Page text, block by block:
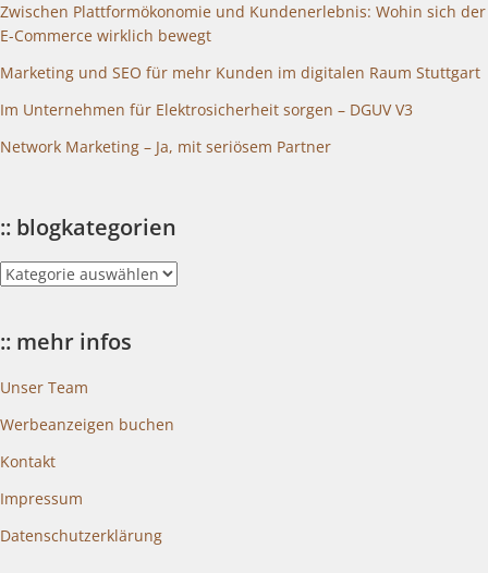
Zwischen Plattformökonomie und Kundenerlebnis: Wohin sich der
E-Commerce wirklich bewegt
Marketing und SEO für mehr Kunden im digitalen Raum Stuttgart
Im Unternehmen für Elektrosicherheit sorgen – DGUV V3
Network Marketing – Ja, mit seriösem Partner
:: blogkategorien
::
blogkategorien
:: mehr infos
Unser Team
Werbeanzeigen buchen
Kontakt
Impressum
Datenschutzerklärung